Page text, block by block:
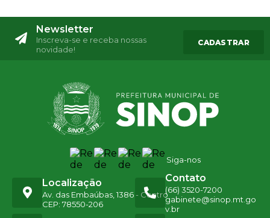
Newsletter
Inscreva-se e receba nossas
novidade!
CADASTRAR
Siga-nos
Localização
Av. das Embaúbas, 1386 - Centro
CEP: 78550-206
Contato
(66) 3520-7200
gabinete@sinop.mt.go
v.br